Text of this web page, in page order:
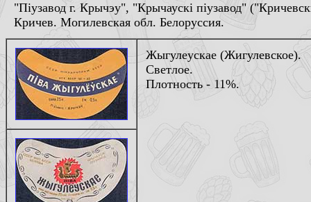
"Пiузавод г. Крычэу", "Крычаускi пiузавод"
Кричев. Могилевская обл. Белоруссия.
Жыгулеускае (Жигулевское).
Светлое.
Плотность - 11%.